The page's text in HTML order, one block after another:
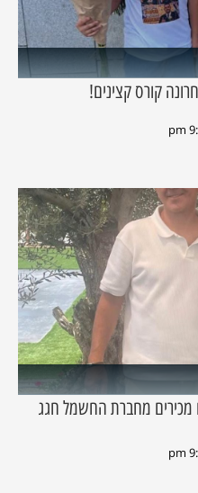
קורס קצינים!
מכירים מחברת החשמל חגג